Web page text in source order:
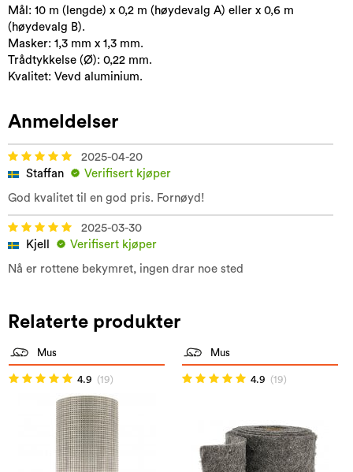
Mål: 10 m (lengde) x 0,2 m (høydevalg A) eller x 0,6 m
(høydevalg B).
Masker: 1,3 mm x 1,3 mm.
Trådtykkelse (Ø): 0,22 mm.
Kvalitet: Vevd aluminium.
Anmeldelser
2025-04-20
Staffan
Verifisert kjøper
God kvalitet til en god pris. Fornøyd!
2025-03-30
Kjell
Verifisert kjøper
Nå er rottene bekymret, ingen drar noe sted
Relaterte produkter
Mus
4.9 (19)
Mus
4.9 (19)